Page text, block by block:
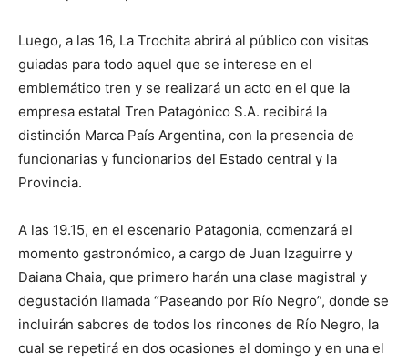
Luego, a las 16, La Trochita abrirá al público con visitas
guiadas para todo aquel que se interese en el
emblemático tren y se realizará un acto en el que la
empresa estatal Tren Patagónico S.A. recibirá la
distinción Marca País Argentina, con la presencia de
funcionarias y funcionarios del Estado central y la
Provincia.
A las 19.15, en el escenario Patagonia, comenzará el
momento gastronómico, a cargo de Juan Izaguirre y
Daiana Chaia, que primero harán una clase magistral y
degustación llamada “Paseando por Río Negro”, donde se
incluirán sabores de todos los rincones de Río Negro, la
cual se repetirá en dos ocasiones el domingo y en una el